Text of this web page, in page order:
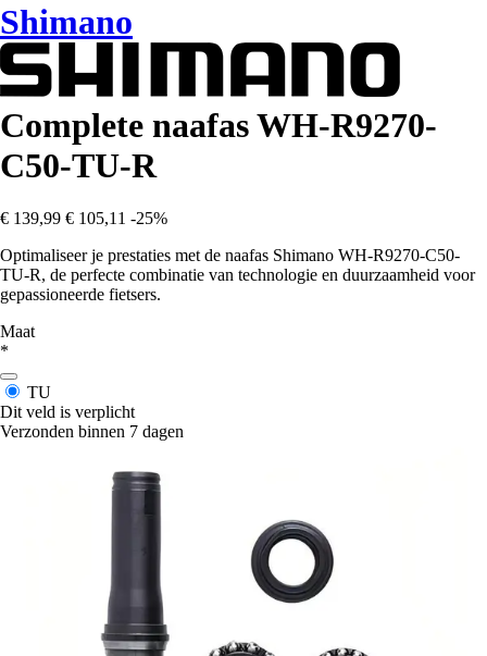
Shimano
Complete naafas WH-R9270-
C50-TU-R
€ 139,99 € 105,11 -25%
Optimaliseer je prestaties met de naafas Shimano WH-R9270-C50-
TU-R, de perfecte combinatie van technologie en duurzaamheid voor
gepassioneerde fietsers.
Maat
*
TU
Dit veld is verplicht
Verzonden binnen 7 dagen